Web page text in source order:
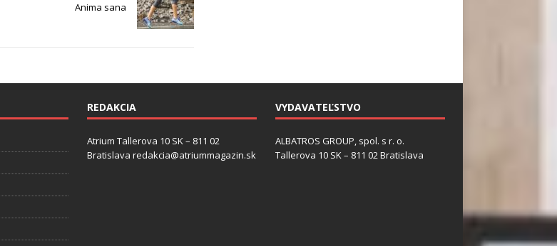
Anima sana
REDAKCIA
Atrium Tallerova 10 SK – 811 02
Bratislava redakcia@atriummagazin.sk
VYDAVATEĽSTVO
ALBATROS GROUP, spol. s r. o.
Tallerova 10 SK – 811 02 Bratislava